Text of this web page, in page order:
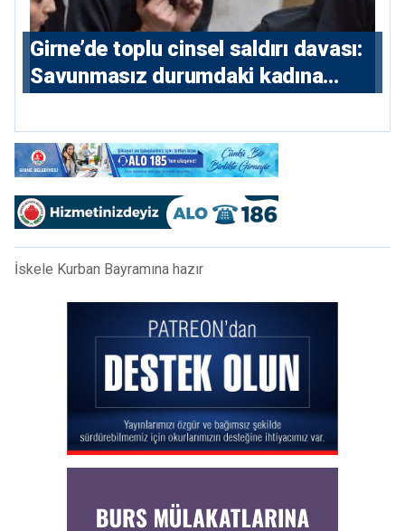
Girne’de toplu cinsel saldırı davası:
Savunmasız durumdaki kadına
İskele Kurban Bayramına hazır